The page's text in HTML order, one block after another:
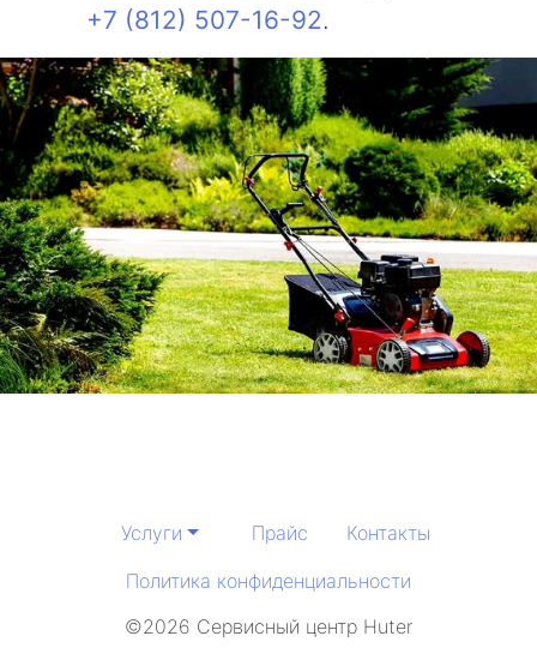
+7 (812) 507-16-92.
Услуги Прайс
Контакты
Политика конфиденциальности
©2026 Сервисный центр Huter